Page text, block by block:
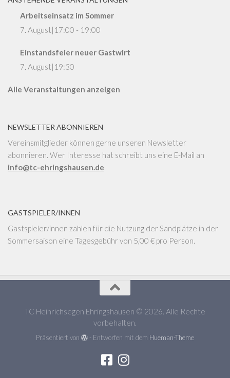
Arbeitseinsatz im Sommer
7. August|17:00 - 19:00
Einstandsfeier neuer Gastwirt
7. August|19:30
Alle Veranstaltungen anzeigen
NEWSLETTER ABONNIEREN
Vereinsmitglieder können gerne unseren Newsletter
abonnieren. Wer Interesse hat schreibt uns eine E-Mail an
info@tc-ehringshausen.de
GASTSPIELER/INNEN
Gastspieler/innen zahlen für die Nutzung der Sandplätze in der
Sommersaison eine Tagesgebühr von 5,00 € pro Person.
TC Heinrichsegen Ehringshausen © 2026. Alle Rechte
vorbehalten.
Präsentiert von - Entworfen mit dem Hueman-Theme